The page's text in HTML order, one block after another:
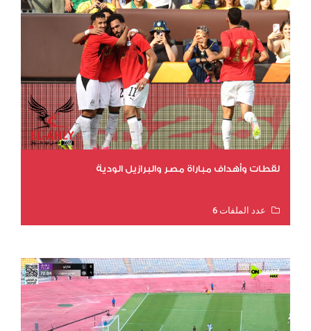
لقطات وأهداف مباراة مصر والبرازيل الودية
عدد الملفات 6